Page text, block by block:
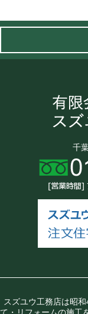
千
スズユウ工務店は昭
て・リフォームの施工